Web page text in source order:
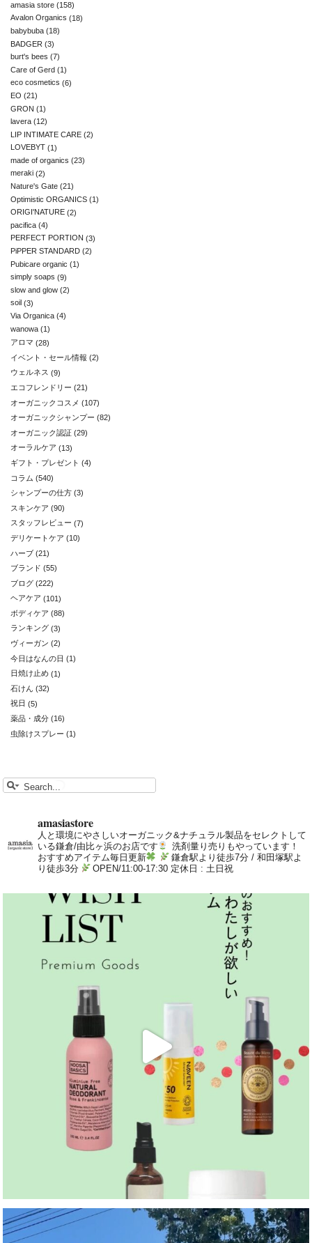
amasia store (158)
Avalon Organics (18)
babybuba (18)
BADGER (3)
burt's bees (7)
Care of Gerd (1)
eco cosmetics (6)
EO (21)
GRON (1)
lavera (12)
LIP INTIMATE CARE (2)
LOVEBYT (1)
made of organics (23)
meraki (2)
Nature's Gate (21)
Optimistic ORGANICS (1)
ORIGI'NATURE (2)
pacifica (4)
PERFECT PORTION (3)
PiPPER STANDARD (2)
Pubicare organic (1)
simply soaps (9)
slow and glow (2)
soil (3)
Via Organica (4)
wanowa (1)
アロマ (28)
イベント・セール情報 (2)
ウェルネス (9)
エコフレンドリー (21)
オーガニックコスメ (107)
オーガニックシャンプー (82)
オーガニック認証 (29)
オーラルケア (13)
ギフト・プレゼント (4)
コラム (540)
シャンプーの仕方 (3)
スキンケア (90)
スタッフレビュー (7)
デリケートケア (10)
ハーブ (21)
ブランド (55)
ブログ (222)
ヘアケア (101)
ボディケア (88)
ランキング (3)
ヴィーガン (2)
今日はなんの日 (1)
日焼け止め (1)
石けん (32)
祝日 (5)
薬品・成分 (16)
虫除けスプレー (1)
amasiastore
人と環境にやさしいオーガニック&ナチュラル製品をセレクトして
いる鎌倉/由比ヶ浜のお店です
洗剤量り売りもやっています！
おすすめアイテム毎日更新
鎌倉駅より徒歩7分 / 和田塚駅よ
り徒歩3分
OPEN/11:00-17:30 定休日 : 土日祝